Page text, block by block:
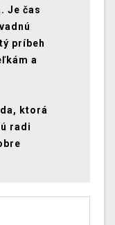
Je čas
príbeh
a
ktorá
radi